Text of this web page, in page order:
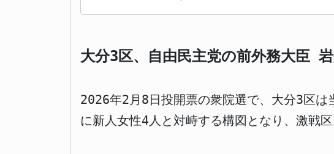
大分3区、自由民主党の前外務大臣
2026年2月8日投開票の衆院選で、大分3区
に新人女性4人と対峙する構図となり、激戦